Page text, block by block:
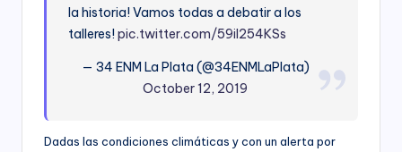
la historia! Vamos todas a debatir a los
talleres!pic.twitter.com/59iI254KSs
— 34 ENM La Plata (@34ENMLaPlata)
October 12, 2019
Dadas las condiciones climáticas y con un alerta por